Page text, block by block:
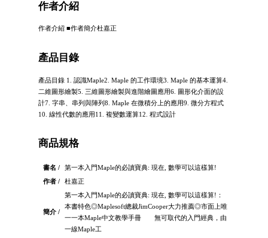
作者介紹
作者介紹 ■作者簡介杜嘉正
產品目錄
產品目錄 1. 認識Maple2. Maple 的工作環境3. Maple 的基本運算4.
二維圖形繪製5. 三維圖形繪製與進階繪圖應用6. 圖形化介面的設
計7. 字串、串列與陣列8. Maple 在微積分上的應用9. 微分方程式
10. 線性代數的應用11. 複變數運算12. 程式設計
商品規格
書名 /
第一本入門Maple的必讀寶典: 現在, 數學可以這樣算!
作者 /
杜嘉正
簡介 /
第一本入門Maple的必讀寶典: 現在, 數學可以這樣算!：
本書特色◎Maplesoft總裁JimCooper大力推薦◎市面上唯
一一本Maple中文教學手冊 無可取代的入門經典，由
一線Maple工